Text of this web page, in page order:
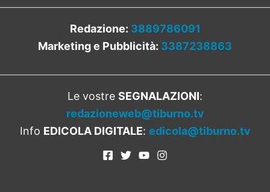
Redazione: 3889786091
Marketing e Pubblicità: 3387238863
Le vostre SEGNALAZIONI:
redazioneweb@tiburno.tv
Info EDICOLA DIGITALE: edicola@tiburno.tv